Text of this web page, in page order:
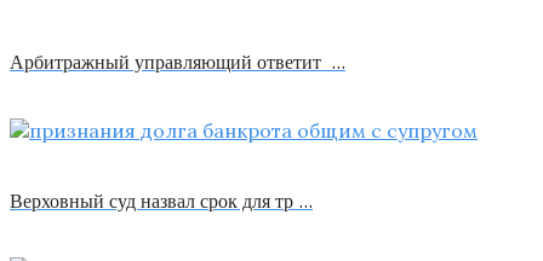
Арбитражный управляющий ответит …
Верховный суд назвал срок для тр …